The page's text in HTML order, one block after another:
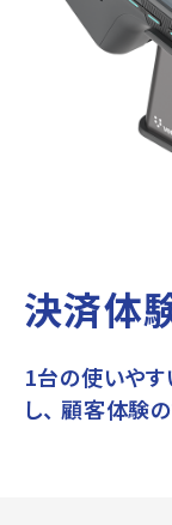
決済体
1台の使いや
し、 顧客体験の